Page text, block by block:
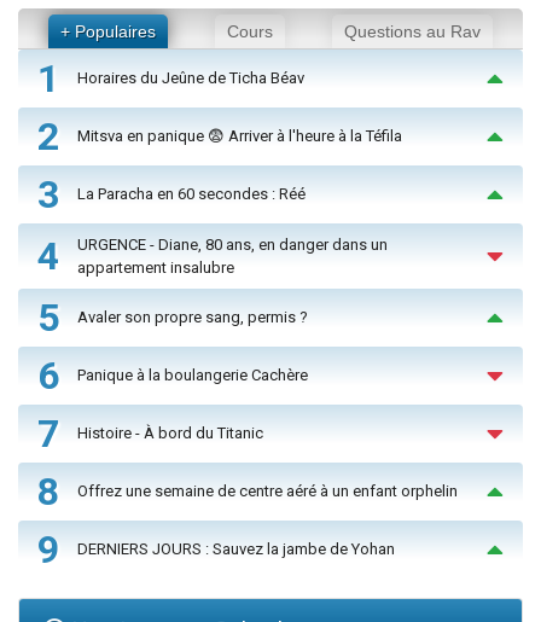
+ Populaires Cours Questions au Rav
1 Horaires du Jeûne de Ticha Béav
2 Mitsva en panique 😨 Arriver à l'heure à la Téfila
3 La Paracha en 60 secondes : Réé
4
URGENCE - Diane, 80 ans, en danger dans un
appartement insalubre
5 Avaler son propre sang, permis ?
6 Panique à la boulangerie Cachère
7 Histoire - À bord du Titanic
8 Offrez une semaine de centre aéré à un enfant orphelin
9 DERNIERS JOURS : Sauvez la jambe de Yohan